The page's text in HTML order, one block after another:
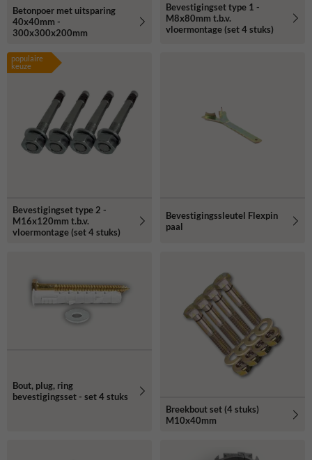
Betonpoer met uitsparing
40x40mm -
300x300x200mm
Bevestigingset type 1 -
M8x80mm t.b.v.
vloermontage (set 4 stuks)
populaire
keuze
Bevestigingset type 2 -
M16x120mm t.b.v.
vloermontage (set 4 stuks)
Bevestigingssleutel Flexpin
paal
Bout, plug, ring
bevestigingsset - set 4 stuks
Breekbout set (4 stuks)
M10x40mm